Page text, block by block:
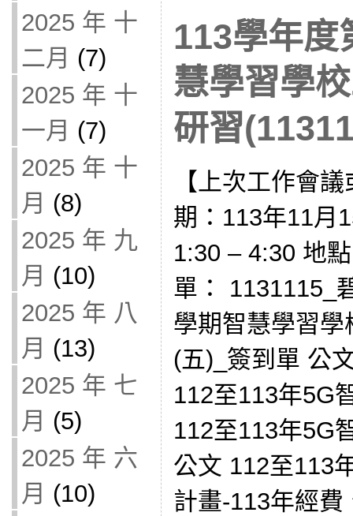
2025 年 十
二月 (7)
2025 年 十
一月 (7)
2025 年 十
月 (8)
2025 年 九
月 (10)
2025 年 八
月 (13)
2025 年 七
月 (5)
2025 年 六
月 (10)
113學年度
慧學習學
研習
【上次工作會
期：113年11月
1:30 – 4:30 地
單： 1131115_
學期智慧學習
(五)_簽到單 公
112至113年5G
112至113年5G
公文 112至113
計畫-113年經